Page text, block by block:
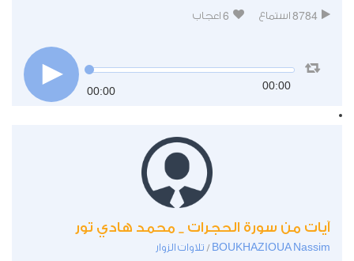
8784 استماع 6 اعجاب
00:00 00:00
آيات من سورة الحجرات _ محمد هادي تور
BOUKHAZIOUA Nassim
/ تلاوات الزوار